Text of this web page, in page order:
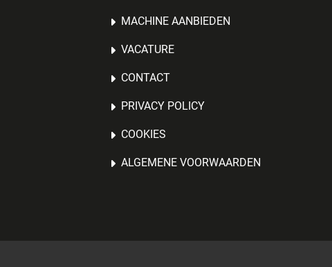
MACHINE AANBIEDEN
VACATURE
CONTACT
PRIVACY POLICY
COOKIES
ALGEMENE VOORWAARDEN